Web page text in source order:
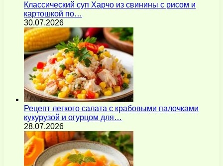
Классический суп Харчо из свинины с рисом и
картошкой по…
30.07.2026
Рецепт легкого салата с крабовыми палочками
кукурузой и огурцом для…
28.07.2026